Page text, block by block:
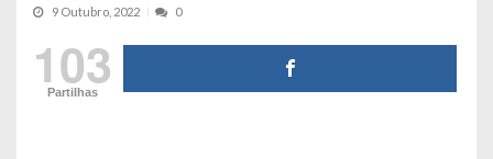
9 Outubro, 2022 0
103
Partilhas